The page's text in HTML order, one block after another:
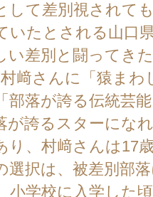
して差別視されて
いたとされる山口
い差別と闘ってき
﨑さんに「猿まわ
部落が誇る伝統芸
が誇るスターにな
、村﨑さんは17
選択は、被差別部
小学校に入学した